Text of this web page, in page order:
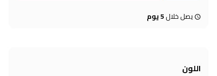
يصل خلال5 يوم
اللون